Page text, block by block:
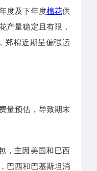
度及下年度棉花供
产量稳定且有限，
郑棉近期呈偏强运
量预估，导致期末
，主因美国和巴西
巴西和巴基斯坦消